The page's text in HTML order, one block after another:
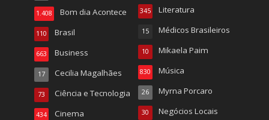
Bom dia Acontece
1.408
Brasil
110
Business
663
Cecilia Magalhães
17
Ciência e Tecnologia
73
Cinema
434
Literatura
345
Médicos Brasileiros
15
Mikaela Paim
10
Música
830
Myrna Porcaro
26
Negócios Locais
30